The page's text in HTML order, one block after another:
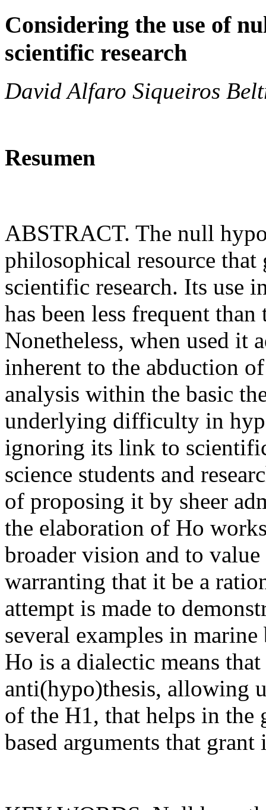
Considering the use of
scientific research
David Alfaro Siqueiros
Resumen
ABSTRACT. The null
philosophical resource
scientific research. Its use
has been less frequent
Nonetheless, when used it
inherent to the abduction
analysis within the basic
underlying difficulty in
ignoring its link to
science students and
of proposing it by sheer
the elaboration of Ho
broader vision and to
warranting that it be a
attempt is made to
several examples in
Ho is a dialectic means
anti(hypo)thesis, allowing
of the H1, that helps in
based arguments that